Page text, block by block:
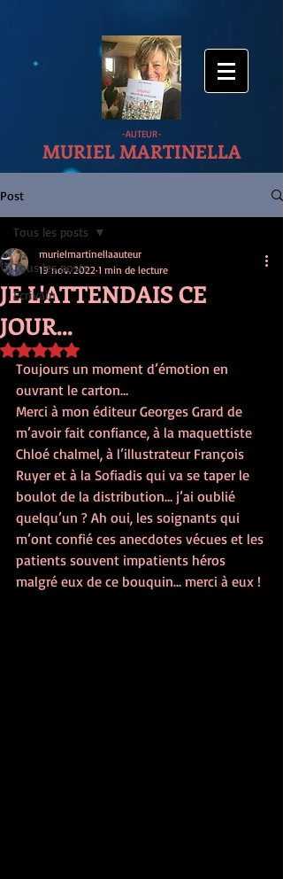
-AUTEUR-
MURIEL MARTINELLA
Post
Tous les posts
Ecrivain
Tous les posts
JE L'ATTENDAIS CE
JOUR...
murielmartinellaauteur
19 nov. 2022 1 min de lecture
Noté NaN étoiles sur 5.
Toujours un moment d’émotion en
ouvrant le carton…
Merci à mon éditeur Georges Grard de
m’avoir fait confiance, à la maquettiste
Chloé chalmel, à l’illustrateur François
Ruyer et à la Sofiadis qui va se taper le
boulot de la distribution… j’ai oublié
quelqu’un ? Ah oui, les soignants qui
m’ont confié ces anecdotes vécues et les
patients souvent impatients héros
malgré eux de ce bouquin… merci à eux !